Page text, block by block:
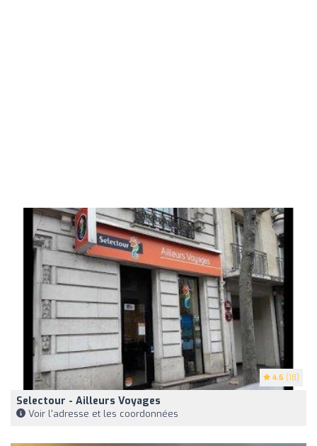
4.6 (18)
Selectour - Ailleurs Voyages
Voir l'adresse et les coordonnées